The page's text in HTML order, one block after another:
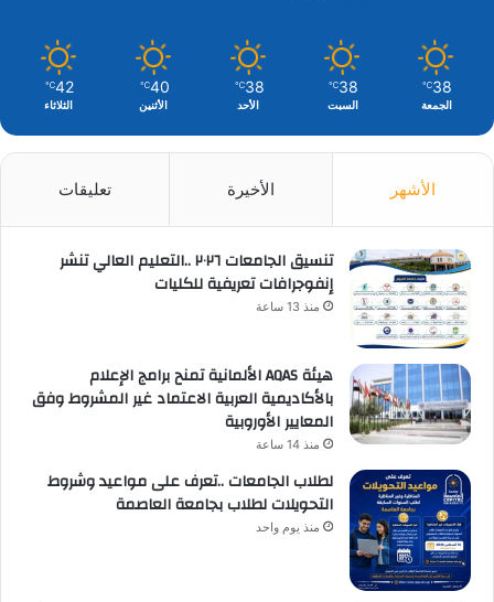
38
℃
الجمعة
38
℃
السبت
38
℃
الأحد
40
℃
الأثنين
42
℃
الثلاثاء
الأشهر الأخيرة تعليقات
تنسيق الجامعات ٢٠٢٦ ..التعليم العالي تنشر
إنفوجرافات تعريفية للكليات
منذ 13 ساعة
هيئة AQAS الألمانية تمنح برامج الإعلام
بالأكاديمية العربية الاعتماد غير المشروط وفق
المعايير الأوروبية
منذ 14 ساعة
لطلاب الجامعات ..تعرف على مواعيد وشروط
التحويلات لطلاب بجامعة العاصمة
منذ يوم واحد